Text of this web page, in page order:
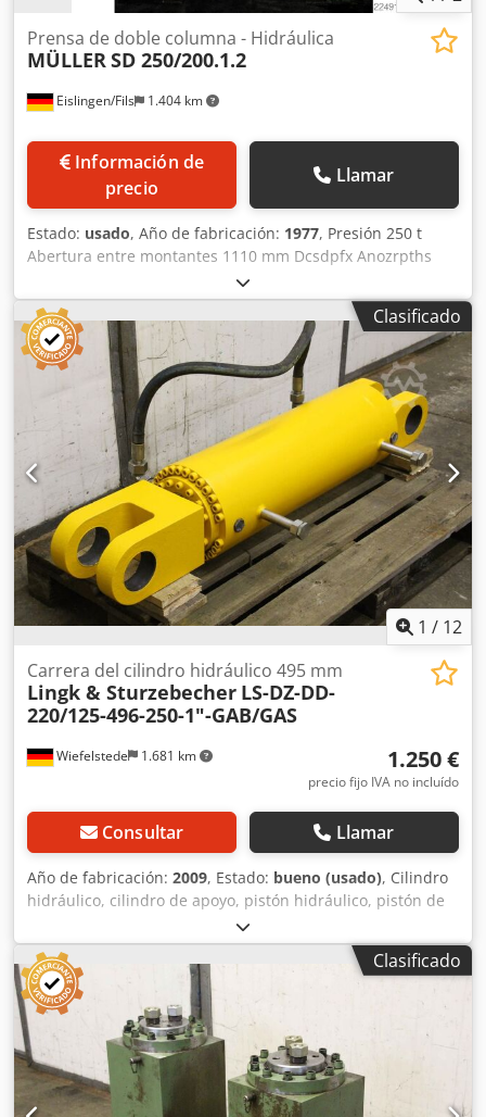
Eislingen/Fils 1.404 km
Prensa de doble columna - Hidráulica
MÜLLERSD 250/200.1.2
Información de
precio
Llamar
Estado: usado, Año de fabricación: 1977, Presión 250 t
Abertura entre montantes 1110 mm Dcsdpfx Anozrpths
Nek Carrera 250 mm Distancia mesa/émbolo, máxima
carrera arriba, ajuste arriba 500 mm Superficie de la mesa
1100 x 900 mm Altura de la mesa sobre el suelo 950 mm
Paso lateral del bastidor 690 mm Superficie del émbolo
1100 x 900 mm Capacidad de aceite 730 l Potencia motriz
56,0 kW Dimensiones (AnxFxAl) 2,3 x 1,55 x 3,96 m Con
accionamiento oleohidráulico, control dependiente de
presión/tiempo y recorrido, amortiguación de golpe de
corte, tope de profundidad No se requiere foso de
cimentación
Clasificado
1 / 12
Wiefelstede 1.681 km
Carrera del cilindro hidráulico 495 mm
Lingk & Sturzebecher LS-DZ-DD-
220/125-496-250-1"-GAB/GAS
1.250 €
precio fijo IVA no incluído
Consultar Llamar
Año de fabricación: 2009, Estado: bueno (usado), Cilindro
hidráulico, cilindro de apoyo, pistón hidráulico, pistón de
presión -Fuerza de presión: a 250 bares, de 96 toneladas -
Diámetro del pistón: 220 mm -Vástago del pistón: Ø 125
mm -Diámetro exterior del cilindro: Ø 260 mm -Carrera:
495 mm -Longitud total retraído, de centro a centro de los
orificios: 1195 mm -Anclaje del vástago del pistón: Ø 100
mm -Anclaje del cilindro: Ø 100 mm -De uso universal: -
Cantidad: 15 cilindros disponibles -Precio: por unidad -
Dimensiones: 1360/530/H300 mm Dedpsdq U S Isfx An
Nock -Peso: 364 kg/unidad
Clasificado